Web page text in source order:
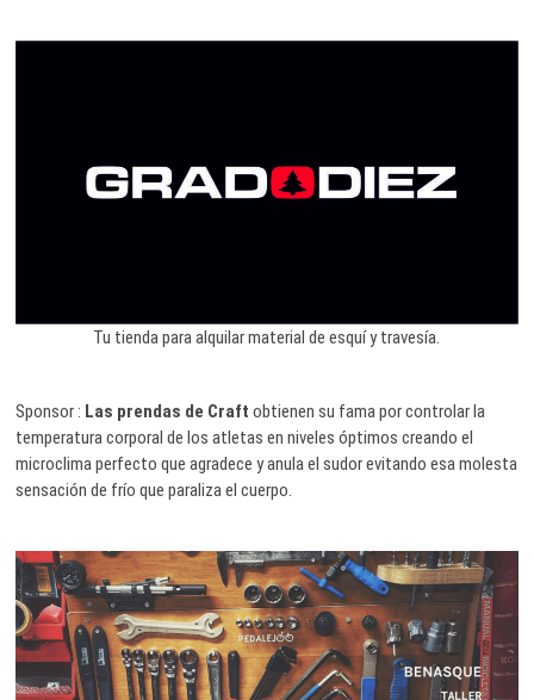
Tu tienda para alquilar material de esquí y travesía.
Sponsor : Las prendas de Craft obtienen su fama por controlar la
temperatura corporal de los atletas en niveles óptimos creando el
microclima perfecto que agradece y anula el sudor evitando esa molesta
sensación de frío que paraliza el cuerpo.